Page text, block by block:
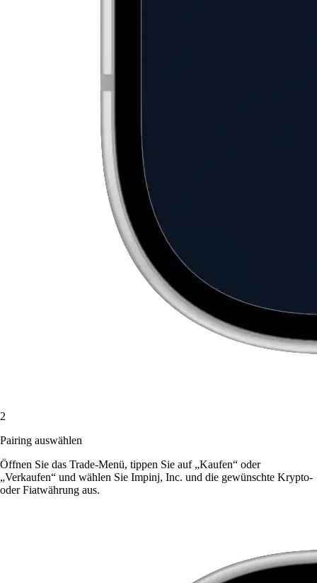
2
Pairing auswählen
Öffnen Sie das Trade-Menü, tippen Sie auf „Kaufen“ oder
„Verkaufen“ und wählen Sie Impinj, Inc. und die gewünschte Krypto-
oder Fiatwährung aus.